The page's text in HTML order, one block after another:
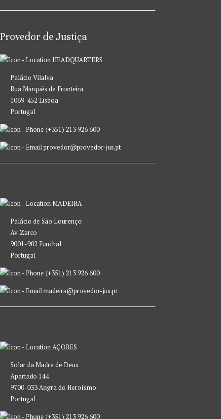
Provedor de Justiça
HEADQUARTERS
Palácio Vilalva
Rua Marquês de Fronteira
1069-452 Lisboa
Portugal
(+351) 213 926 600
provedor@provedor-jus.pt
MADEIRA
Palácio de São Lourenço
Av. Zarco
9001-902 Funchal
Portugal
(+351) 213 926 600
madeira@provedor-jus.pt
AÇORES
Solar da Madre de Deus
Apartado 144
9700-033 Angra do Heroísmo
Portugal
(+351) 213 926 600